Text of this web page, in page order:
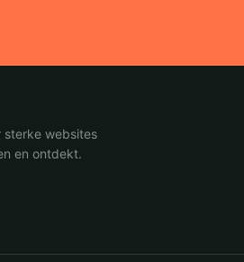
sterke websites
en ontdekt.